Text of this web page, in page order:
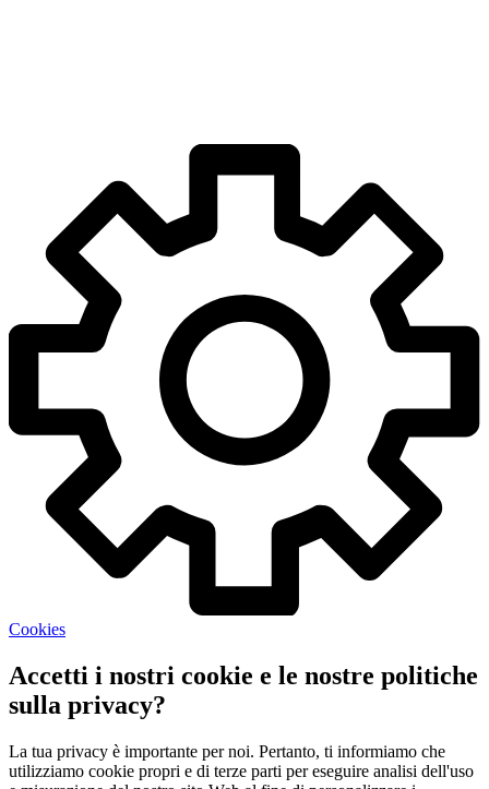
Cookies
Accetti i nostri cookie e le nostre politiche
sulla privacy?
La tua privacy è importante per noi. Pertanto, ti informiamo che
utilizziamo cookie propri e di terze parti per eseguire analisi dell'uso